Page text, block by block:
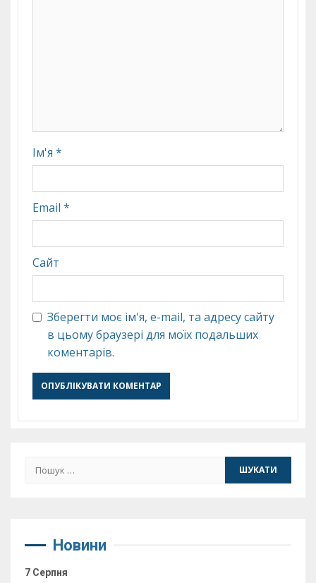
Ім'я *
Email *
Сайт
Зберегти моє ім'я, e-mail, та адресу сайту
в цьому браузері для моїх подальших
коментарів.
Пошук:
Новини
7 Серпня